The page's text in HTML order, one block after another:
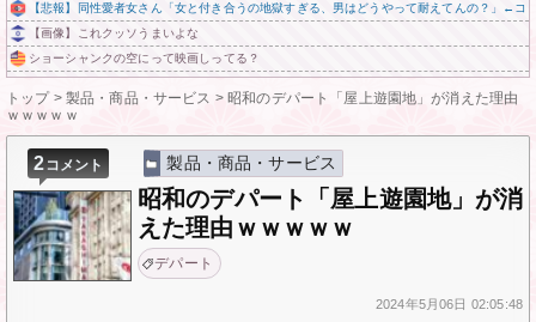
【悲報】同性愛者女さん「女と付き合うの地獄すぎる、男はどうやって耐えてんの？」←コ
【画像】これクッソうまいよな
ショーシャンクの空にって映画しってる？
トップ> 製品・商品・サービス > 昭和のデパート「屋上遊園地」が消えた理由
ｗｗｗｗｗ
2コメント 製品・商品・サービス
昭和のデパート「屋上遊園地」が消
えた理由ｗｗｗｗｗ
デパート
2024年5月06日 02:05:48